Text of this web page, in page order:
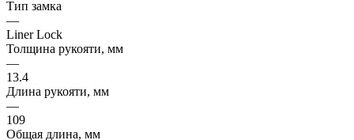
Тип замка
—
Liner Lock
Толщина рукояти, мм
—
13.4
Длина рукояти, мм
—
109
Общая длина, мм